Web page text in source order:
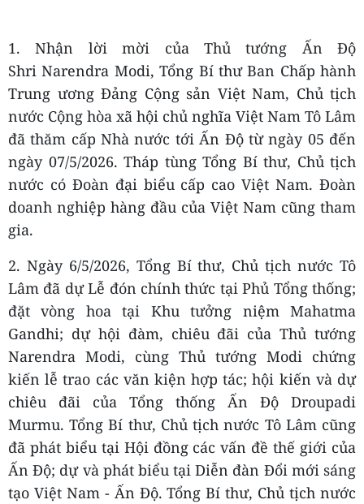
1. Nhận lời mời của Thủ tướng Ấn Độ
Shri Narendra Modi, Tổng Bí thư Ban Chấp hành
Trung ương Đảng Cộng sản Việt Nam, Chủ tịch
nước Cộng hòa xã hội chủ nghĩa Việt Nam Tô Lâm
đã thăm cấp Nhà nước tới Ấn Độ từ ngày 05 đến
ngày 07/5/2026. Tháp tùng Tổng Bí thư, Chủ tịch
nước có Đoàn đại biểu cấp cao Việt Nam. Đoàn
doanh nghiệp hàng đầu của Việt Nam cũng tham
gia.
2. Ngày 6/5/2026, Tổng Bí thư, Chủ tịch nước Tô
Lâm đã dự Lễ đón chính thức tại Phủ Tổng thống;
đặt vòng hoa tại Khu tưởng niệm Mahatma
Gandhi; dự hội đàm, chiêu đãi của Thủ tướng
Narendra Modi, cùng Thủ tướng Modi chứng
kiến lễ trao các văn kiện hợp tác; hội kiến và dự
chiêu đãi của Tổng thống Ấn Độ Droupadi
Murmu. Tổng Bí thư, Chủ tịch nước Tô Lâm cũng
đã phát biểu tại Hội đồng các vấn đề thế giới của
Ấn Độ; dự và phát biểu tại Diễn đàn Đổi mới sáng
tạo Việt Nam - Ấn Độ. Tổng Bí thư, Chủ tịch nước